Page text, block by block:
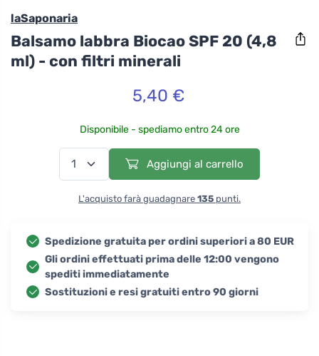
laSaponaria
Balsamo labbra Biocao SPF 20 (4,8
ml) - con filtri minerali
5,40 €
Disponibile - spediamo entro 24 ore
Aggiungi al carrello
L'acquisto farà guadagnare 135 punti.
Spedizione gratuita per ordini superiori a 80 EUR
Gli ordini effettuati prima delle 12:00 vengono
spediti immediatamente
Sostituzioni e resi gratuiti entro 90 giorni